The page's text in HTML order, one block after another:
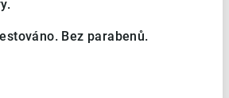
Bez parabenů.